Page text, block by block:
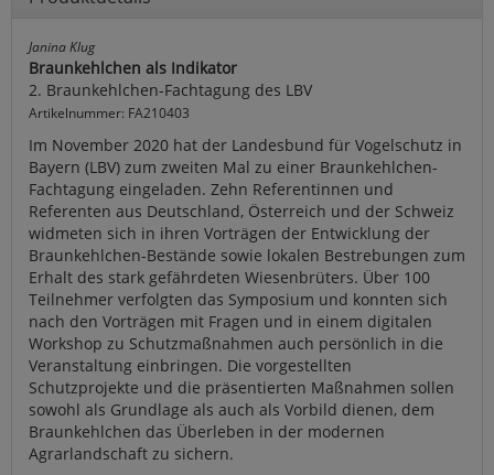
Janina Klug
Braunkehlchen als Indikator
2. Braunkehlchen-Fachtagung des LBV
Artikelnummer: FA210403
Im November 2020 hat der Landesbund für Vogelschutz in
Bayern (LBV) zum zweiten Mal zu einer Braunkehlchen-
Fachtagung eingeladen. Zehn Referentinnen und
Referenten aus Deutschland, Österreich und der Schweiz
widmeten sich in ihren Vorträgen der Entwicklung der
Braunkehlchen-Bestände sowie lokalen Bestrebungen zum
Erhalt des stark gefährdeten Wiesenbrüters. Über 100
Teilnehmer verfolgten das Symposium und konnten sich
nach den Vorträgen mit Fragen und in einem digitalen
Workshop zu Schutzmaßnahmen auch persönlich in die
Veranstaltung einbringen. Die vorgestellten
Schutzprojekte und die präsentierten Maßnahmen sollen
sowohl als Grundlage als auch als Vorbild dienen, dem
Braunkehlchen das Überleben in der modernen
Agrarlandschaft zu sichern.